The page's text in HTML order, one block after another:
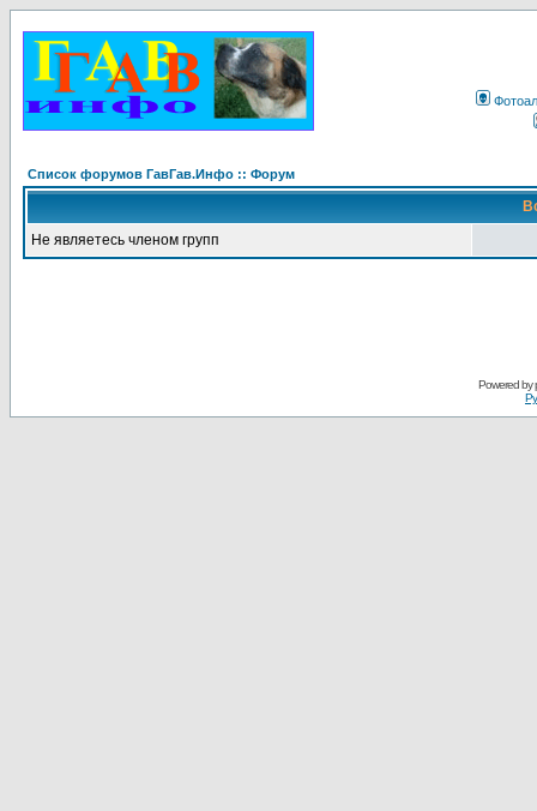
Список форумов ГавГав.Инфо :: Форум
Не являетесь членом групп
Powered by